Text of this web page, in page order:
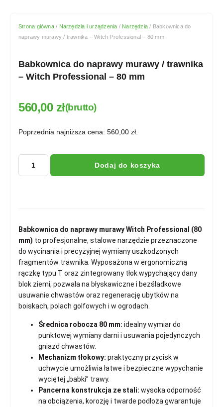
Strona główna/ Narzędzia i urządzenia / Narzędzia / Babkownica do
naprawy murawy / trawnika – Witch Professional – 80 mm
Babkownica do naprawy murawy / trawnika
– Witch Professional – 80 mm
560,00 zł(brutto)
Poprzednia najniższa cena: 560,00 zł
Dodaj do koszyka
Babkownica do naprawy murawy Witch Professional (80
mm) to profesjonalne, stalowe narzędzie przeznaczone
do wycinania i precyzyjnej wymiany uszkodzonych
fragmentów trawnika. Wyposażona w ergonomiczną
rączkę typu T oraz zintegrowany tłok wypychający dany
blok ziemi, pozwala na błyskawiczne i bezśladkowe
usuwanie chwastów oraz regenerację ubytków na
boiskach, polach golfowych i w ogrodach.
Średnica robocza 80 mm: idealny wymiar do
punktowej wymiany darni i usuwania pojedynczych
gniazd chwastów.
Mechanizm tłokowy: praktyczny przycisk w
uchwycie umożliwia łatwe i bezpieczne wypychanie
wyciętej „babki” trawy.
Pancerna konstrukcja ze stali: wysoka odporność
na obciążenia, korozję i twarde podłoża gwarantuje